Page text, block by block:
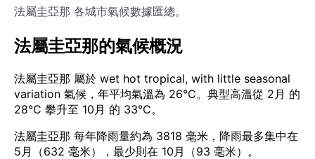
法屬圭亞那 各城市氣候數據匯總。
法屬圭亞那的氣候概況
法屬圭亞那 屬於 wet hot tropical, with little seasonal
variation 氣候，年平均氣溫為 26°C。典型高溫從 2月 的
28°C 攀升至 10月 的 33°C。
法屬圭亞那 每年降雨量約為 3818 毫米，降雨最多集中在
5月（632 毫米），最少則在 10月（93 毫米）。